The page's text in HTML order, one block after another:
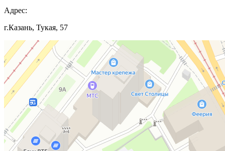
Адрес:
г.Казань, Тукая, 57